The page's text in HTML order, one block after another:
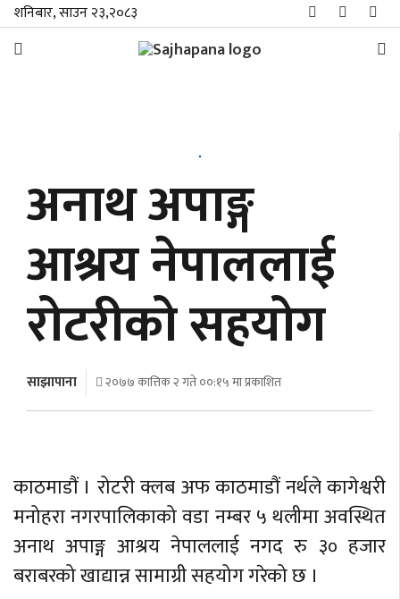
शनिबार, साउन २३,२०८३
स्थानीय
राजनीति
जीवनशैली
मनोरञ्जन/
अर्थ
विचार/
बहस
अनाथ अपाङ्ग
आश्रय नेपाललाई
रोटरीको सहयोग
साझापाना २०७७ कात्तिक २ गते ००:१५ मा प्रकाशित
काठमाडौं । रोटरी क्लब अफ काठमाडौं नर्थले कागेश्वरी
मनोहरा नगरपालिकाको वडा नम्बर ५ थलीमा अवस्थित
अनाथ अपाङ्ग आश्रय नेपाललाई नगद रु ३० हजार
बराबरको खाद्यान्न सामाग्री सहयोग गरेको छ ।